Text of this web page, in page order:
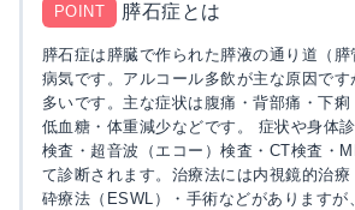
POINT 膵石症とは
膵石症は膵臓で作られた膵液の通り道（
病気です。アルコール多飲が主な原因です
多いです。主な症状は腹痛・背部痛・下痢
低血糖・体重減少などです。 症状や身体
検査・超音波（エコー）検査・CT検査・
て診断されます。治療法には内視鏡的治
砕療法（ESWL）・手術などがありますが